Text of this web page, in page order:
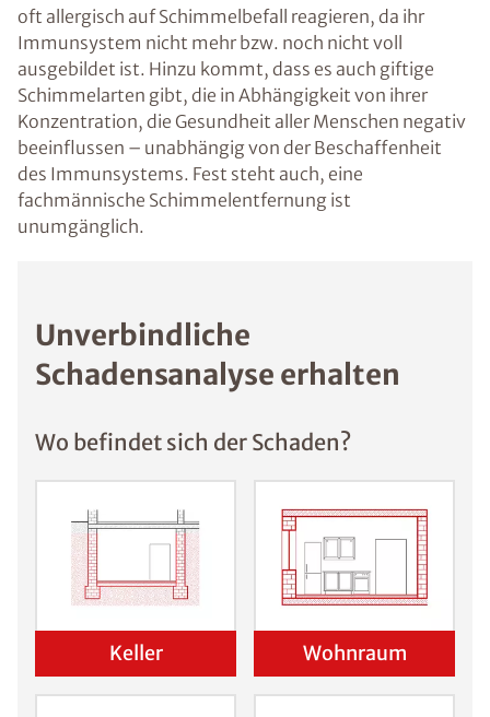
oft allergisch auf Schimmelbefall reagieren, da ihr
Immunsystem nicht mehr bzw. noch nicht voll
ausgebildet ist. Hinzu kommt, dass es auch giftige
Schimmelarten gibt, die in Abhängigkeit von ihrer
Konzentration, die Gesundheit aller Menschen negativ
beeinflussen – unabhängig von der Beschaffenheit
des Immunsystems. Fest steht auch, eine
fachmännische Schimmelentfernung ist
unumgänglich.
Unverbindliche
Schadensanalyse erhalten
Wo befindet sich der Schaden?
Keller Wohnraum